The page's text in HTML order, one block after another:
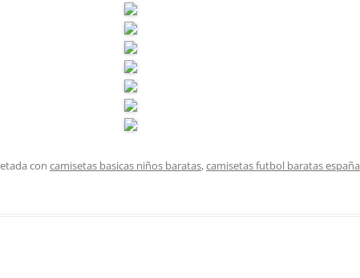
con camisetas basicas niños baratas,camisetas futbol baratas españa